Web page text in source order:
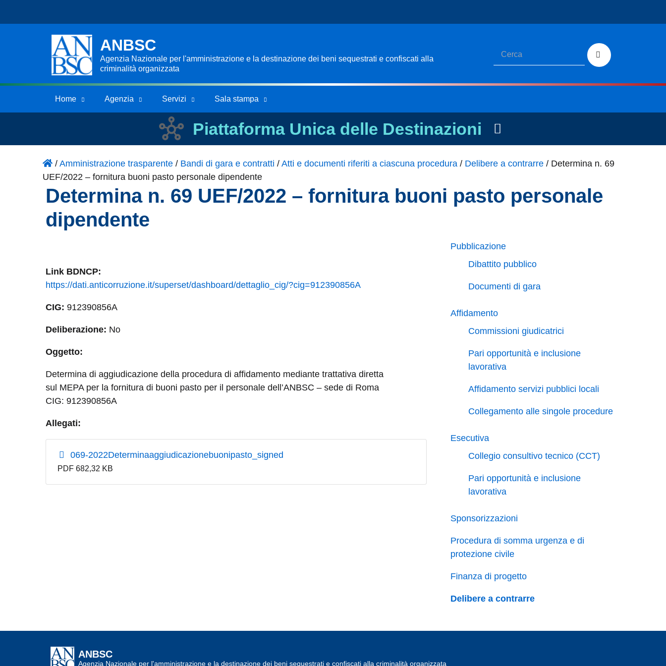
ANBSC
Agenzia Nazionale per l'amministrazione e la destinazione dei beni sequestrati e confiscati alla
criminalità organizzata
Home Agenzia Servizi Sala stampa
Piattaforma Unica delle Destinazioni
/Amministrazione trasparente / Bandi di gara e contratti /Atti e documenti riferiti a ciascuna procedura / Delibere a contrarre / Determina n. 69
UEF/2022 – fornitura buoni pasto personale dipendente
Determina n. 69 UEF/2022 – fornitura buoni pasto personale
dipendente
Link BDNCP:
https://dati.anticorruzione.it/superset/dashboard/dettaglio_cig/?cig=912390856A
CIG: 912390856A
Deliberazione: No
Oggetto:
Determina di aggiudicazione della procedura di affidamento mediante trattativa diretta
sul MEPA per la fornitura di buoni pasto per il personale dell’ANBSC – sede di Roma
CIG: 912390856A
Allegati:
069-2022Determinaaggiudicazionebuonipasto_signed
PDF 682,32 KB
Pubblicazione
Dibattito pubblico
Documenti di gara
Affidamento
Commissioni giudicatrici
Pari opportunità e inclusione
lavorativa
Affidamento servizi pubblici locali
Collegamento alle singole procedure
Esecutiva
Collegio consultivo tecnico (CCT)
Pari opportunità e inclusione
lavorativa
Sponsorizzazioni
Procedura di somma urgenza e di
protezione civile
Finanza di progetto
Delibere a contrarre
ANBSC
Agenzia Nazionale per l'amministrazione e la destinazione dei beni sequestrati e confiscati alla criminalità organizzata